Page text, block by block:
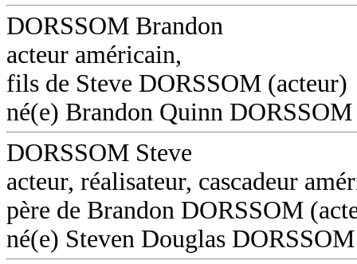
DORSSOM Brandon
acteur américain,
fils de Steve DORSSOM (acteur)
né(e) Brandon Quinn DORSSOM
DORSSOM Steve
acteur, réalisateur, cascadeur
père de Brandon DORSSOM
né(e) Steven Douglas DORSSOM